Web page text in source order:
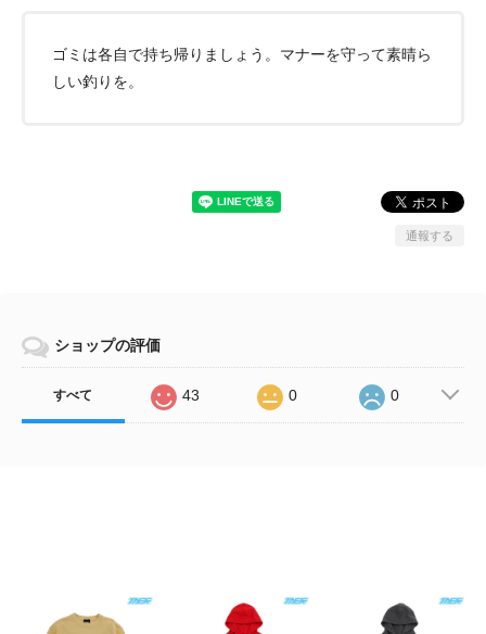
ゴミは各自で持ち帰りましょう。マナーを守って素晴ら
しい釣りを。
通報する
ショップの評価
すべて 43 0 0